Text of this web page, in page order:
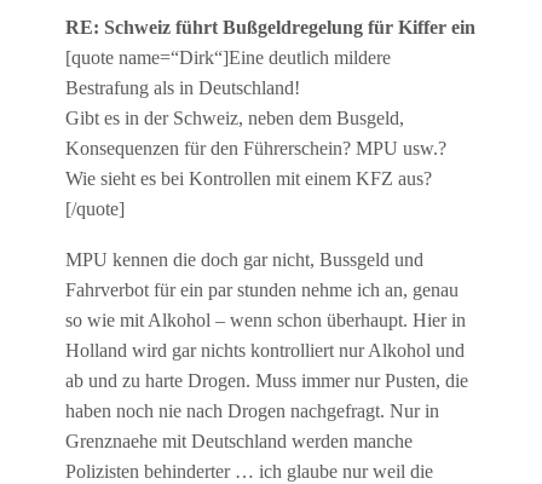
RE: Schweiz führt Bußgeldregelung für Kiffer ein
[quote name=“Dirk“]Eine deutlich mildere
Bestrafung als in Deutschland!
Gibt es in der Schweiz, neben dem Busgeld,
Konsequenzen für den Führerschein? MPU usw.?
Wie sieht es bei Kontrollen mit einem KFZ aus?
[/quote]
MPU kennen die doch gar nicht, Bussgeld und
Fahrverbot für ein par stunden nehme ich an, genau
so wie mit Alkohol – wenn schon überhaupt. Hier in
Holland wird gar nichts kontrolliert nur Alkohol und
ab und zu harte Drogen. Muss immer nur Pusten, die
haben noch nie nach Drogen nachgefragt. Nur in
Grenznaehe mit Deutschland werden manche
Polizisten behinderter … ich glaube nur weil die